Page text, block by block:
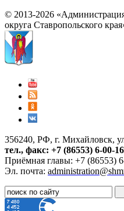
© 2013-2026
округа Ставропольского
356240, РФ, г. Михайловск,
тел., факс: +7 (86553) 6-00-16
Приёмная главы: +7 (86553)
Эл. почта: